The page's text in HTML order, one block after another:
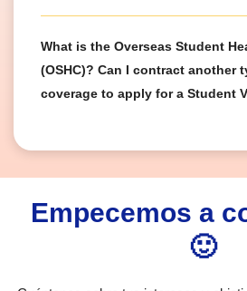
What is the Overseas Student
(OSHC)? Can I contract another
coverage to apply for a Student
Empecemos a
🙂